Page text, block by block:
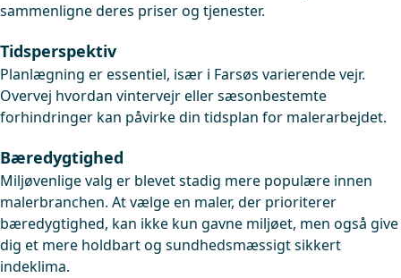
sammenligne deres priser og tjenester.
Tidsperspektiv
Planlægning er essentiel, især i Farsøs varierende vejr.
Overvej hvordan vintervejr eller sæsonbestemte
forhindringer kan påvirke din tidsplan for malerarbejdet.
Bæredygtighed
Miljøvenlige valg er blevet stadig mere populære innen
malerbranchen. At vælge en maler, der prioriterer
bæredygtighed, kan ikke kun gavne miljøet, men også give
dig et mere holdbart og sundhedsmæssigt sikkert
indeklima.